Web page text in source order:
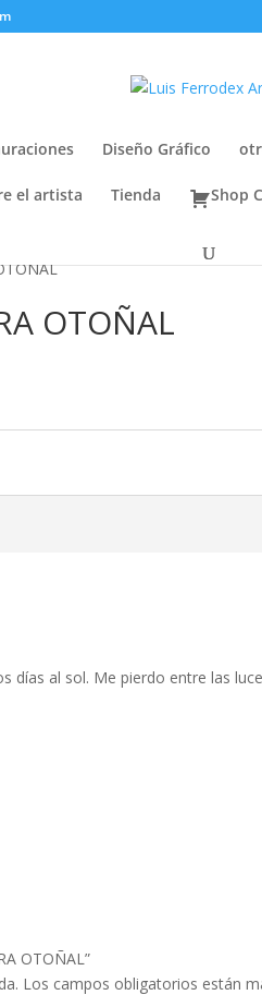
Diseño Gráfico
el artista Tienda Shop
OTOÑAL
días al sol. Me pierdo entre las
OTOÑAL”
Los campos obligatorios están